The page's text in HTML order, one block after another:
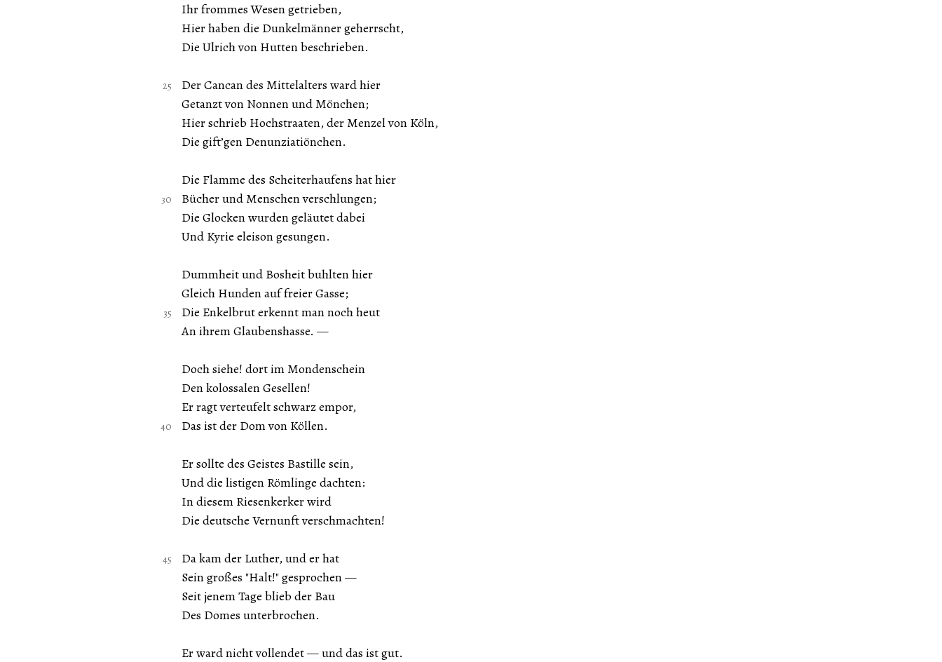
Ihr frommes Wesen getrieben,
Hier haben die Dunkelmänner geherrscht,
Die Ulrich von Hutten beschrieben.
Der Cancan des Mittelalters ward hier
Getanzt von Nonnen und Mönchen;
Hier schrieb Hochstraaten, der Menzel von Köln,
Die gift’gen Denunziatiönchen.
Die Flamme des Scheiterhaufens hat hier
Bücher und Menschen verschlungen;
Die Glocken wurden geläutet dabei
Und Kyrie eleison gesungen.
Dummheit und Bosheit buhlten hier
Gleich Hunden auf freier Gasse;
Die Enkelbrut erkennt man noch heut
An ihrem Glaubenshasse. —
Doch siehe! dort im Mondenschein
Den kolossalen Gesellen!
Er ragt verteufelt schwarz empor,
Das ist der Dom von Köllen.
Er sollte des Geistes Bastille sein,
Und die listigen Römlinge dachten:
In diesem Riesenkerker wird
Die deutsche Vernunft verschmachten!
Da kam der Luther, und er hat
Sein großes "Halt!" gesprochen —
Seit jenem Tage blieb der Bau
Des Domes unterbrochen.
Er ward nicht vollendet — und das ist gut.